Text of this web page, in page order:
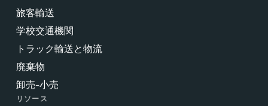
旅客輸送
学校交通機関
トラック輸送と物流
廃棄物
卸売-小売
リソース